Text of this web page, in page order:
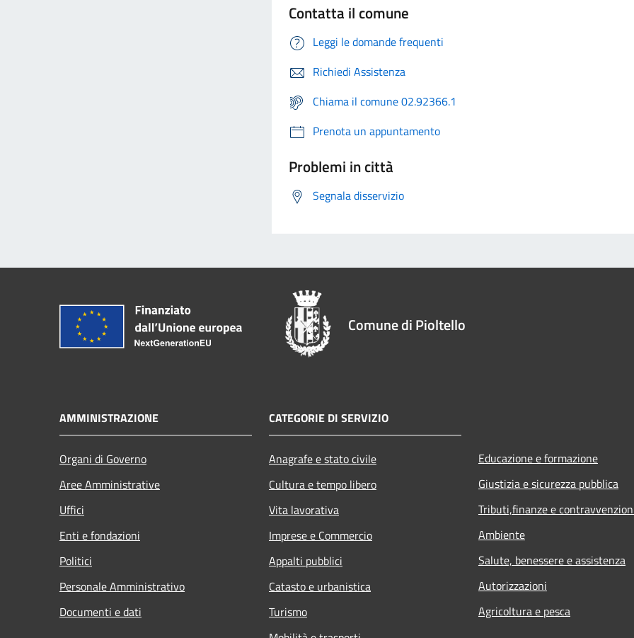
Contatta il comune
Leggi le domande frequenti
Richiedi Assistenza
Chiama il comune 02.92366.1
Prenota un appuntamento
Problemi in città
Segnala disservizio
Comune di Pioltello
AMMINISTRAZIONE
Organi di Governo
Aree Amministrative
Uffici
Enti e fondazioni
Politici
Personale Amministrativo
Documenti e dati
CATEGORIE DI SERVIZIO
Anagrafe e stato civile
Cultura e tempo libero
Vita lavorativa
Imprese e Commercio
Appalti pubblici
Catasto e urbanistica
Turismo
Educazione e formazione
Giustizia e sicurezza pubblica
Tributi,finanze e
Ambiente
Salute, benessere e assistenza
Autorizzazioni
Agricoltura e pesca